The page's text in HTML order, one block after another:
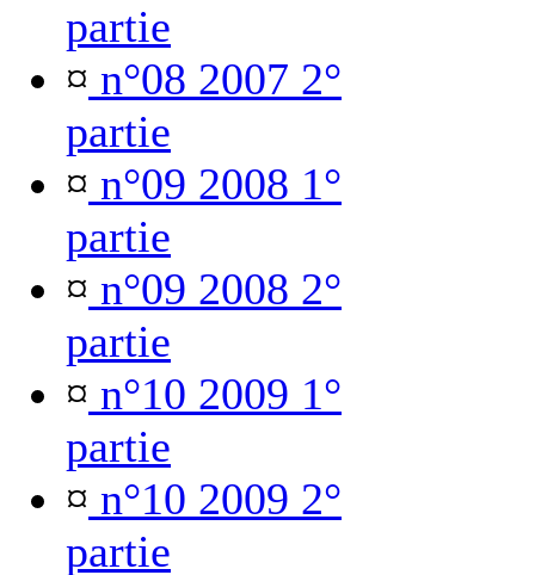
partie
¤ n°08 2007 2°
partie
¤ n°09 2008 1°
partie
¤ n°09 2008 2°
partie
¤ n°10 2009 1°
partie
¤ n°10 2009 2°
partie